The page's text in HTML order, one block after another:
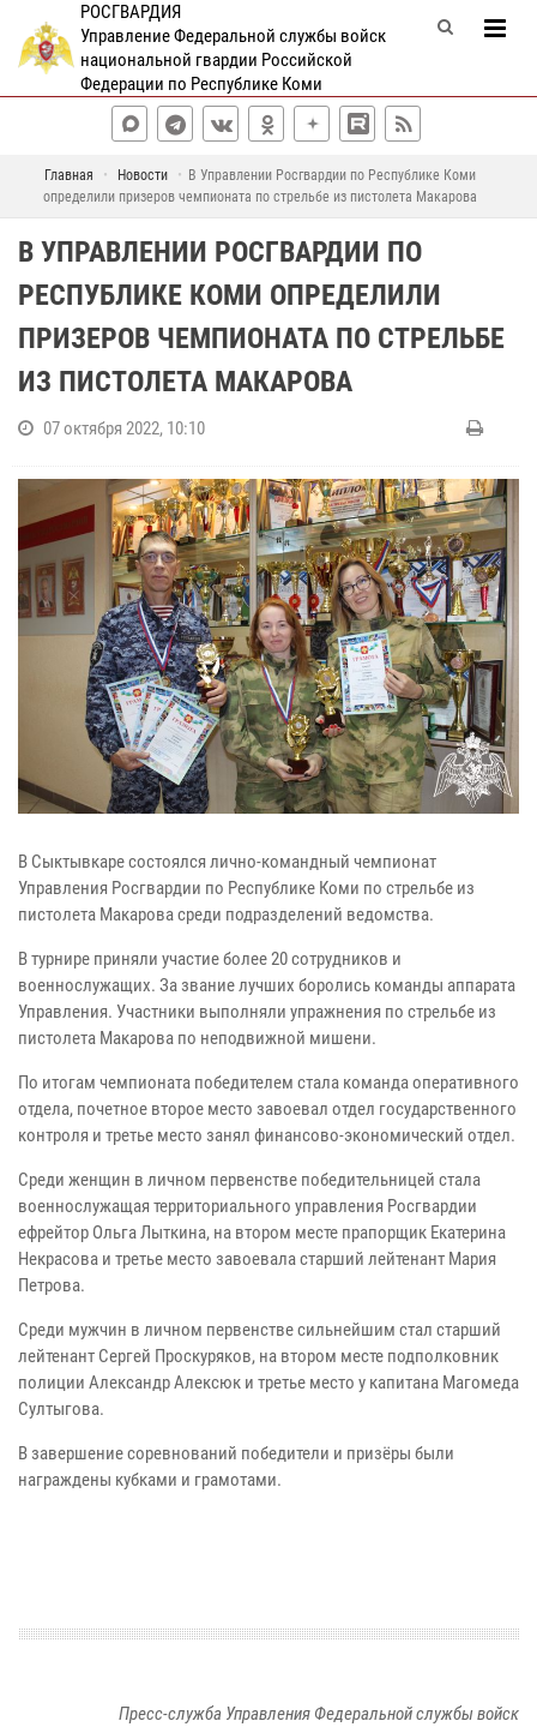
РОСГВАРДИЯ
Управление Федеральной службы войск
национальной гвардии Российской
Федерации по Республике Коми
Главная Новости
В Управлении Росгвардии по Республике Коми
определили призеров чемпионата по стрельбе из пистолета Макарова
В УПРАВЛЕНИИ РОСГВАРДИИ ПО
РЕСПУБЛИКЕ КОМИ ОПРЕДЕЛИЛИ
ПРИЗЕРОВ ЧЕМПИОНАТА ПО СТРЕЛЬБЕ
ИЗ ПИСТОЛЕТА МАКАРОВА
07 октября 2022, 10:10
В Сыктывкаре состоялся лично-командный чемпионат
Управления Росгвардии по Республике Коми по стрельбе из
пистолета Макарова среди подразделений ведомства.
В турнире приняли участие более 20 сотрудников и
военнослужащих. За звание лучших боролись команды аппарата
Управления. Участники выполняли упражнения по стрельбе из
пистолета Макарова по неподвижной мишени.
По итогам чемпионата победителем стала команда оперативного
отдела, почетное второе место завоевал отдел государственного
контроля и третье место занял финансово-экономический отдел.
Среди женщин в личном первенстве победительницей стала
военнослужащая территориального управления Росгвардии
ефрейтор Ольга Лыткина, на втором месте прапорщик Екатерина
Некрасова и третье место завоевала старший лейтенант Мария
Петрова.
Среди мужчин в личном первенстве сильнейшим стал старший
лейтенант Сергей Проскуряков, на втором месте подполковник
полиции Александр Алексюк и третье место у капитана Магомеда
Султыгова.
В завершение соревнований победители и призёры были
награждены кубками и грамотами.
Пресс-служба Управления Федеральной службы войск